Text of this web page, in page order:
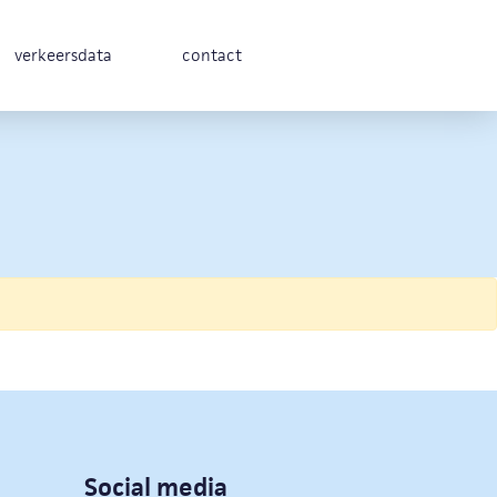
verkeersdata contact
Social media